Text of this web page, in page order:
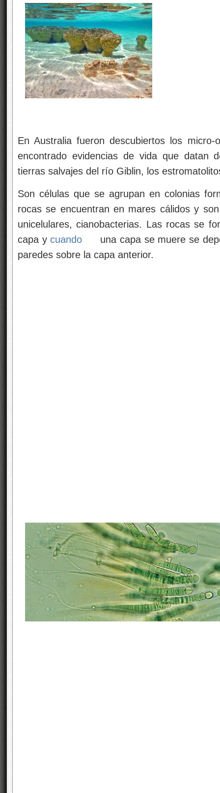
En Australia fueron descubiertos los
encontrado evidencias de vida que datan
tierras salvajes del río Giblin, los
Son células que se agrupan en colonias
rocas se encuentran en mares cálidos y
unicelulares, cianobacterias. Las rocas se
capa ycuando
una capa se muere se
paredes sobre la capa anterior.